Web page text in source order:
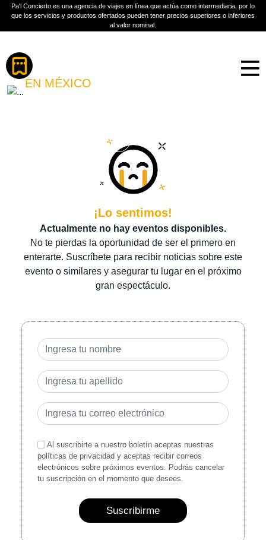
Pa'l Concierto es una agencia de viajes en línea que actúa como intermediaria, por lo
que los servicios y productos ofertados pueden tener precios superiores o inferiores
al valor nominal.
ROCÍO BANQUELLS
EN MÉXICO
Más información
¡Lo sentimos!
Actualmente no hay eventos disponibles.
No te pierdas la oportunidad de ser el primero en
enterarte. Suscríbete para recibir noticias sobre este
evento o similares y asegurar tu lugar en el próximo
gran espectáculo.
Al suscribirte a nuestro boletín aceptas nuestras
políticas de privacidad y aceptas recibir correos
electrónicos sobre próximos eventos. Podrás cancelar
tu suscripción en el momento que desees.
Suscribirme